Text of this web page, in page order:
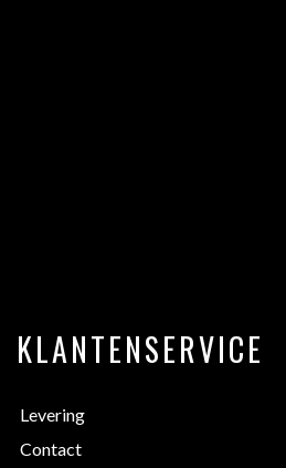
KLANTENSERVICE
Levering
Contact